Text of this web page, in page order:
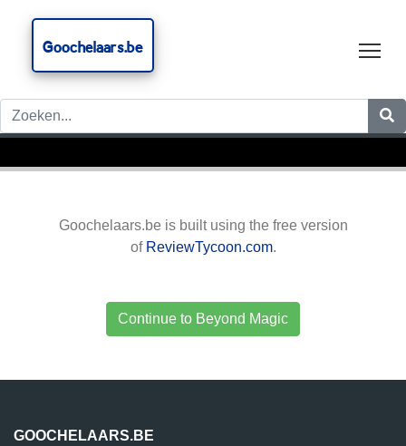
Goochelaars.be
Goochelaars.be is built using the free version
of ReviewTycoon.com.
Continue to Beyond Magic
GOOCHELAARS.BE